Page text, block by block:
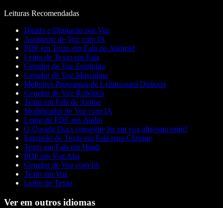
Leituras Recomendadas
Ditado e Digitação por Voz
Assistente de Voz com IA
PDF em Texto em Fala no Android
Leitor de Texto em Fala
Gerador de Voz Feminina
Gerador de Voz Masculina
Melhores Programas de Leitura para Dislexia
Gerador de Voz Robótica
Texto em Fala de Anime
Modificador de Voz com IA
Leitor de PDF em Áudio
O Google Docs consegue ler em voz alta para mim?
Extensão de Texto em Fala para Chrome
Texto em Fala em Hindi
PDF em Voz Alta
Gerador de Voz com IA
Texto em Voz
Leitor de Texto
Ver em outros idiomas